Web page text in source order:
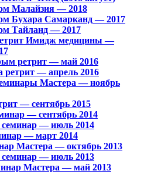
Малайзия — 2018
Бухара Самарканд — 2017
Тайланд — 2017
Имидж медицины —
ретрит — май 2016
— апрель 2016
Мастера — ноябрь
— сентябрь 2015
— сентябрь 2014
— июль 2014
— март 2014
Мастера — октябрь 2013
— июль 2013
Мастера — май 2013